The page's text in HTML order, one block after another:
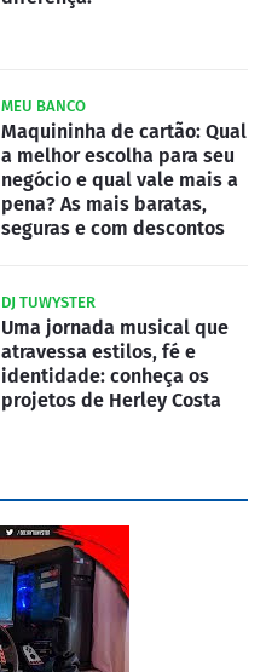
MEU BANCO
Maquininha de cartão: Qual
a melhor escolha para seu
negócio e qual vale mais a
pena? As mais baratas,
seguras e com descontos
DJ TUWYSTER
Uma jornada musical que
atravessa estilos, fé e
identidade: conheça os
projetos de Herley Costa